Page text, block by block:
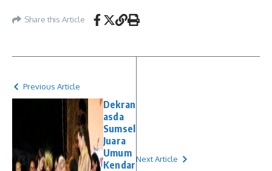
Share this Article
Previous Article
Dekran
asda
Sumsel
Juara
Umum
KendarNext Article